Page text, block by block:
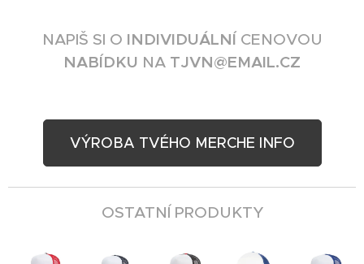
NAPIŠ SI O INDIVIDUÁLNÍCENOVOU
NABÍDKU NA TJVN@EMAIL.CZ
VÝROBA TVÉHO MERCHE INFO
OSTATNÍ PRODUKTY